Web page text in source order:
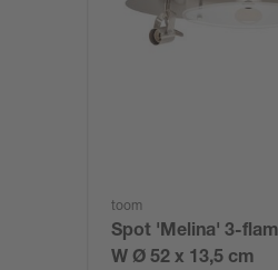
toom
Spot 'Melina' 3-
W Ø 52 x 13,5 cm